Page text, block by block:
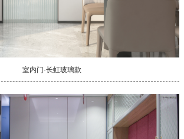
室内门·长虹玻璃款